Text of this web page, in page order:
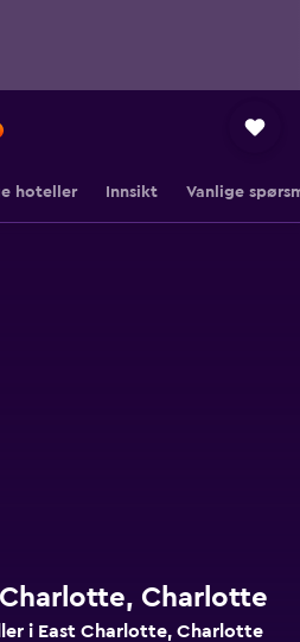
hoteller Innsikt Vanlige
Charlotte
i East Charlotte, Charlotte